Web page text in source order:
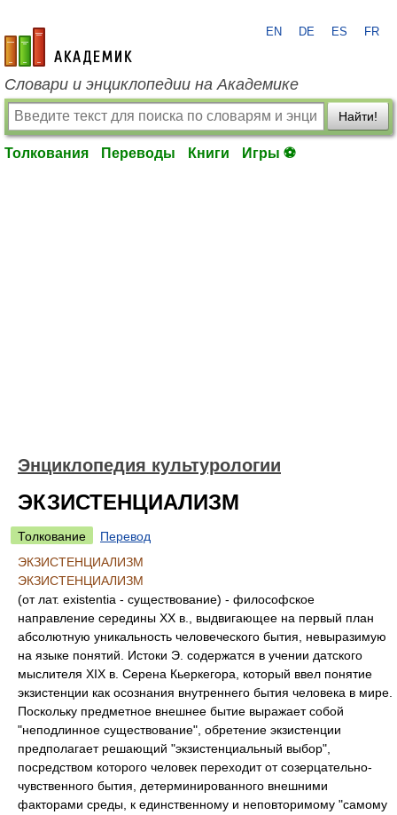
academic.ru
EN DE ES FR
Словари и энциклопедии на Академике
Найти!
Толкования Переводы Книги Игры ⚽
Энциклопедия культурологии
ЭКЗИСТЕНЦИАЛИЗМ
Толкование
Перевод
ЭКЗИСТЕНЦИАЛИЗМ
ЭКЗИСТЕНЦИАЛИЗМ
(от лат. existentia - существование) - философское
направление середины ХХ в., выдвигающее на первый план
абсолютную уникальность человеческого бытия, невыразимую
на языке понятий. Истоки Э. содержатся в учении датского
мыслителя ХIХ в. Серена Кьеркегора, который ввел понятие
экзистенции как осознания внутреннего бытия человека в мире.
Поскольку предметное внешнее бытие выражает собой
"неподлинное существование", обретение экзистенции
предполагает решающий "экзистенциальный выбор",
посредством которого человек переходит от созерцательно-
чувственного бытия, детерминированного внешними
факторами среды, к единственному и неповторимому "самому